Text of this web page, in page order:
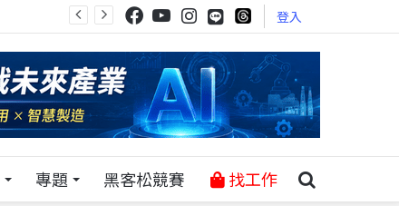
登入
專題 黑客松競賽 找工作